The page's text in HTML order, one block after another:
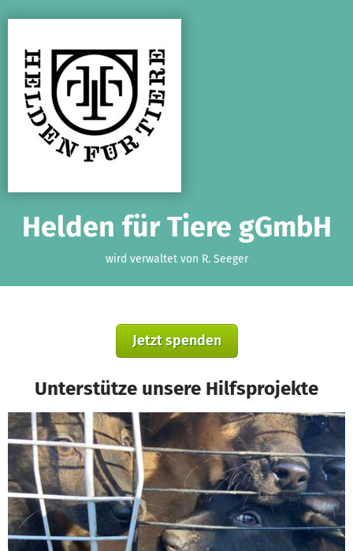
Helden für Tiere gGmbH
wird verwaltet von R. Seeger
Jetzt spenden
Unterstütze unsere Hilfsprojekte